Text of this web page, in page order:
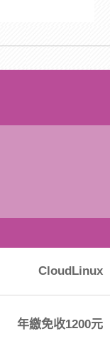
CloudLinux
年繳免收1200元